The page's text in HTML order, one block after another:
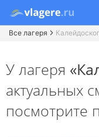
Все лагеря
У лагеря
актуальных
посмотрите